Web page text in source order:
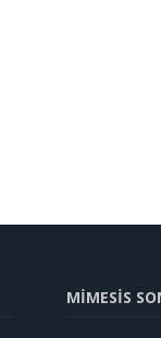
MİMESİS